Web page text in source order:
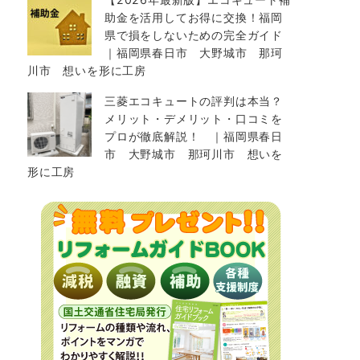
助金を活用してお得に交換！福岡
県で損をしないための完全ガイド
｜福岡県春日市 大野城市 那珂
川市 想いを形に工房
三菱エコキュートの評判は本当？
メリット・デメリット・口コミを
プロが徹底解説！ ｜福岡県春日
市 大野城市 那珂川市 想いを
形に工房